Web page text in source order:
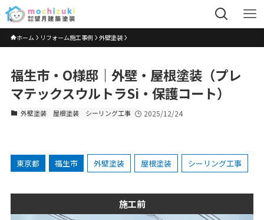
ホーム リフォーム施工事例 外壁塗装
福生市・O様邸｜外壁・屋根塗装（プレ
マテックスウルトラSi・保護コート）
外壁塗装 屋根塗装 シーリング工事 2025/12/24
東京都 福生市 外壁塗装 屋根塗装 シーリング工事
施工前